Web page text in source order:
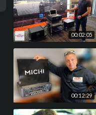
00:02:05
00:12:29